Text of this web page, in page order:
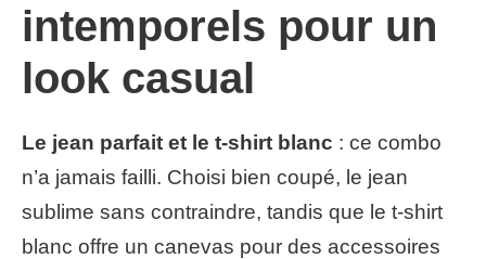
intemporels pour un
look casual
Le jean parfait et le t-shirt blanc : ce combo
n’a jamais failli. Choisi bien coupé, le jean
sublime sans contraindre, tandis que le t-shirt
blanc offre un canevas pour des accessoires